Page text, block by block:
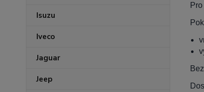
Isuzu
Iveco
Jaguar
Jeep